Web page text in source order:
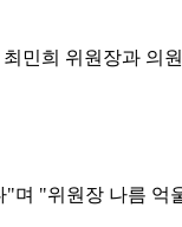
민희 위원장과 의
며 "위원장 나름